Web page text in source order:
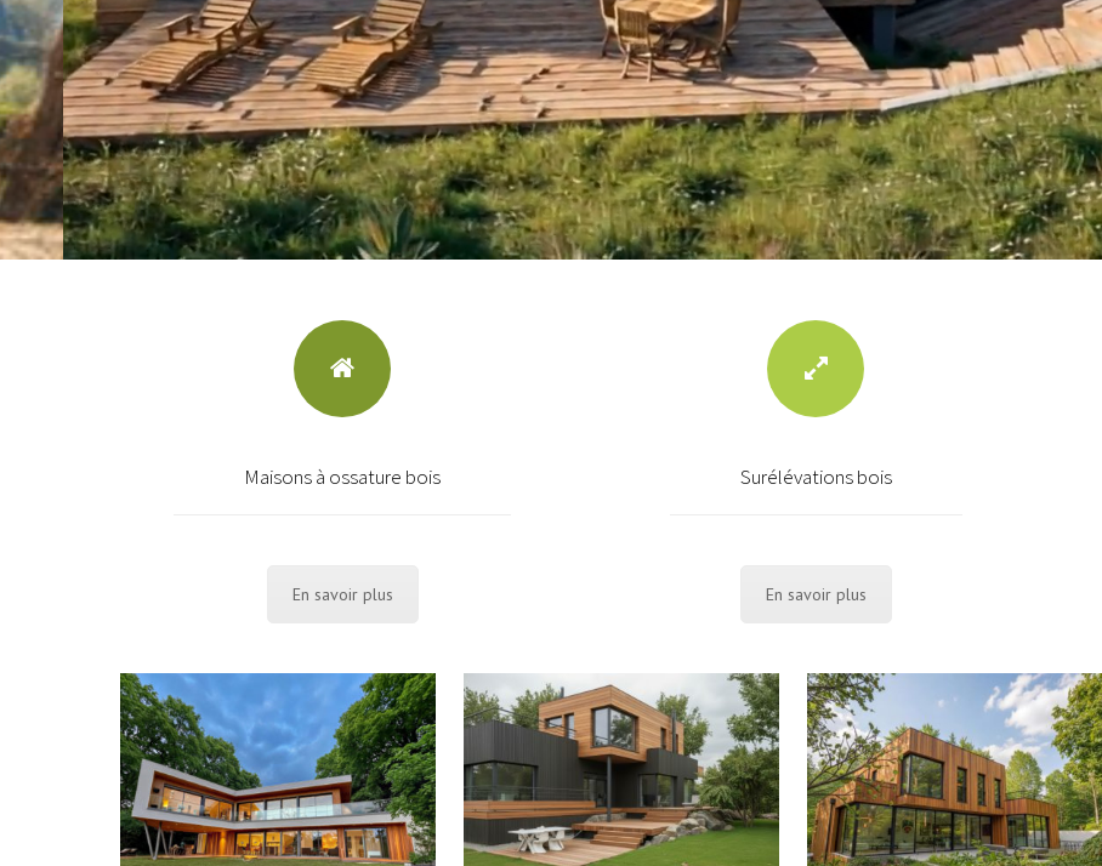
Maisons à ossature bois
En savoir plus
Surélévations bois
En savoir plus
VERRIÈRE-LE-BUISSON
ETUDE POUR UNE MAISON
CONTEMPORAINE À BAZEMONT (78)
CONSTRUCTION D’UNE MAISON
CONTEMPORAINE EN LISIÈRE DU BOIS DE
RUEIL-MALMAISON